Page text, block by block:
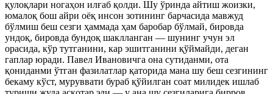
қулоқлари ногаҳон илғаб қолди. Шу ўринда айтиш жоизки,
юмалоқ бош айри оёқ инсон зотининг барчасида мавжуд
бўлмиш беш сезги ҳаммада ҳам баробар бўлмай, бировда
ундоқ, бировда бундоқ шаклланган — шунинг учун эл
орасида, кўр тутганини, кар эшитганини қўймайди, деган
гаплар юради. Павел Ивановичга она сутиданми, ота
қониданми ўтган фазилатлар қаторида мана шу беш сезгининг
бекаму кўст, муруввати бураб қўйилган соат милидек ишлаб